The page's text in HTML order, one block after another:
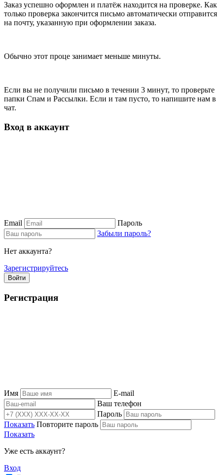
Заказ успешно оформлен и платёж находится на проверке. Как
только проверка закончится письмо автоматически отправится
на почту, указанную при оформлении заказа.
Обычно этот проце занимает меньше минуты.
Если вы не получили письмо в течении 3 минут, то проверьте
папки Спам и Рассылки. Если и там пусто, то напишите нам в
чат.
Вход в аккаунт
Email
Пароль
Забыли пароль?
Нет аккаунта?
Зарегистрируйтесь
Войти
Регистрация
Имя
E-mail
Ваш телефон
Пароль
Показать Повторите пароль
Показать
Уже есть аккаунт?
Вход